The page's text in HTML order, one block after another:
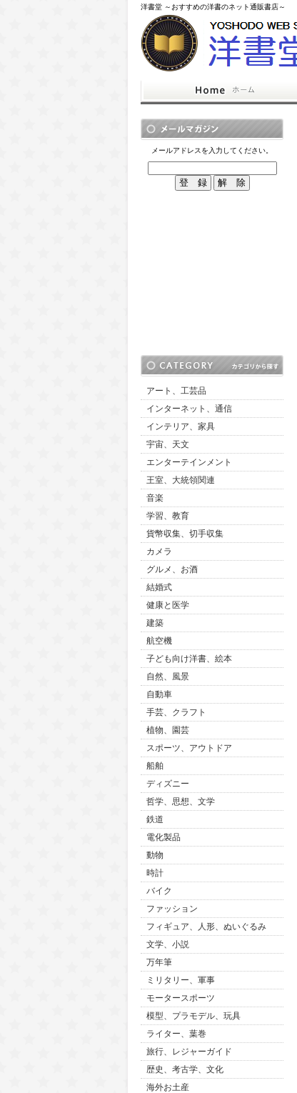
洋書堂 ～おすすめの洋書のネット通販書店～
メールアドレスを入力してください。
アート、工芸品
インターネット、通信
インテリア、家具
宇宙、天文
エンターテインメント
王室、大統領関連
音楽
学習、教育
貨幣収集、切手収集
カメラ
グルメ、お酒
結婚式
健康と医学
建築
航空機
子ども向け洋書、絵本
自然、風景
自動車
手芸、クラフト
植物、園芸
スポーツ、アウトドア
船舶
ディズニー
哲学、思想、文学
鉄道
電化製品
動物
時計
バイク
ファッション
フィギュア、人形、ぬいぐるみ
文学、小説
万年筆
ミリタリー、軍事
モータースポーツ
模型、プラモデル、玩具
ライター、葉巻
旅行、レジャーガイド
歴史、考古学、文化
海外お土産